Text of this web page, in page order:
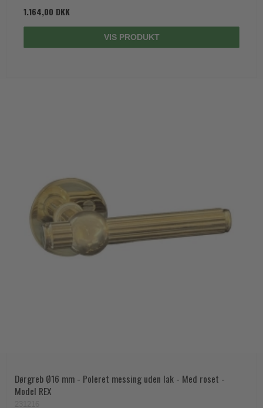
1.164,00 DKK
VIS PRODUKT
Dørgreb Ø16 mm - Poleret messing uden lak - Med roset -
Model REX